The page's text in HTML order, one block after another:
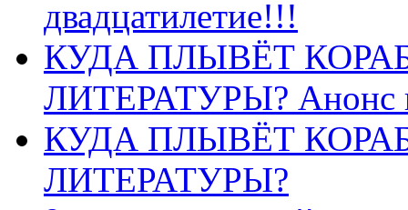
двадцатилетие!!!
КУДА ПЛЫВЁТ
ЛИТЕРАТУРЫ? Анонс
КУДА ПЛЫВЁТ
ЛИТЕРАТУРЫ?